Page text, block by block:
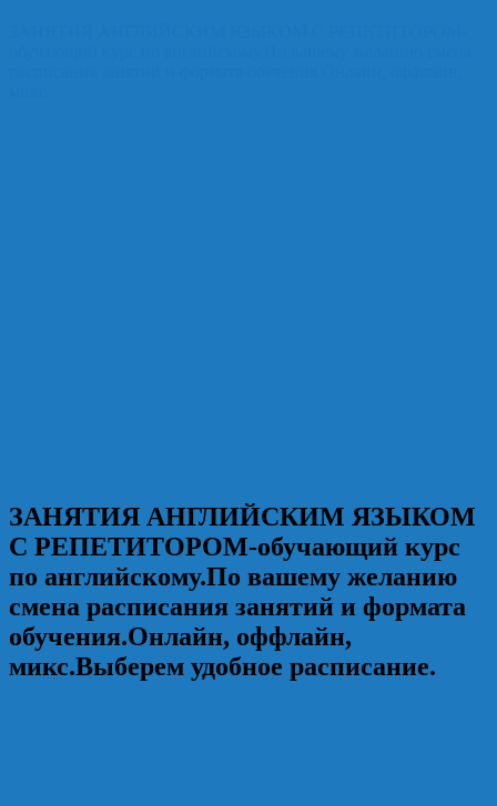
ЗАНЯТИЯ АНГЛИЙСКИМ ЯЗЫКОМ
С РЕПЕТИТОРОМ-обучающий курс
по английскому.По вашему желанию
смена расписания занятий и формата
обучения.Онлайн, оффлайн,
микс.Выберем удобное расписание.